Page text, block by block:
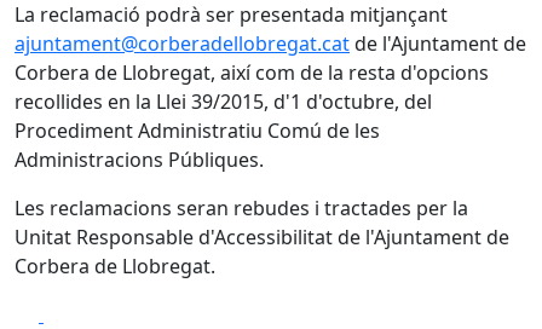
La reclamació podrà ser presentada mitjançant
ajuntament@corberadellobregat.catde l'Ajuntament de
Corbera de Llobregat, així com de la resta d'opcions
recollides en la Llei 39/2015, d'1 d'octubre, del
Procediment Administratiu Comú de les
Administracions Públiques.
Les reclamacions seran rebudes i tractades per la
Unitat Responsable d'Accessibilitat de l'Ajuntament de
Corbera de Llobregat.